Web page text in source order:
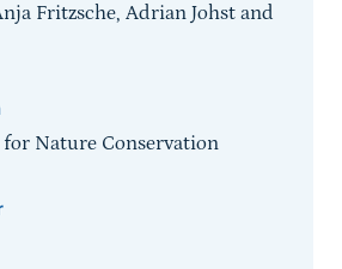
Fritzsche, Adrian Johst and
for Nature Conservation